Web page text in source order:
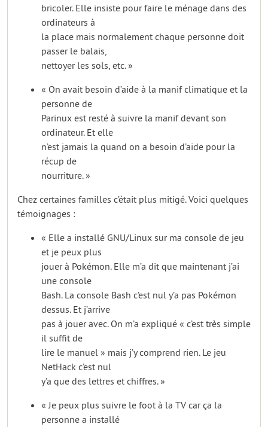
bricoler. Elle insiste pour faire le ménage dans des
ordinateurs à
la place mais normalement chaque personne doit
passer le balais,
nettoyer les sols, etc. »
« On avait besoin d’aide à la manif climatique et la
personne de
Parinux est resté à suivre la manif devant son
ordinateur. Et elle
n’est jamais la quand on a besoin d’aide pour la
récup de
nourriture. »
Chez certaines familles c’était plus mitigé. Voici quelques
témoignages :
« Elle a installé GNU/Linux sur ma console de jeu
et je peux plus
jouer à Pokémon. Elle m’a dit que maintenant j’ai
une console
Bash. La console Bash c’est nul y’a pas Pokémon
dessus. Et j’arrive
pas à jouer avec. On m’a expliqué « c’est très simple
il suffit de
lire le manuel » mais j’y comprend rien. Le jeu
NetHack c’est nul
y’a que des lettres et chiffres. »
« Je peux plus suivre le foot à la TV car ça la
personne a installé